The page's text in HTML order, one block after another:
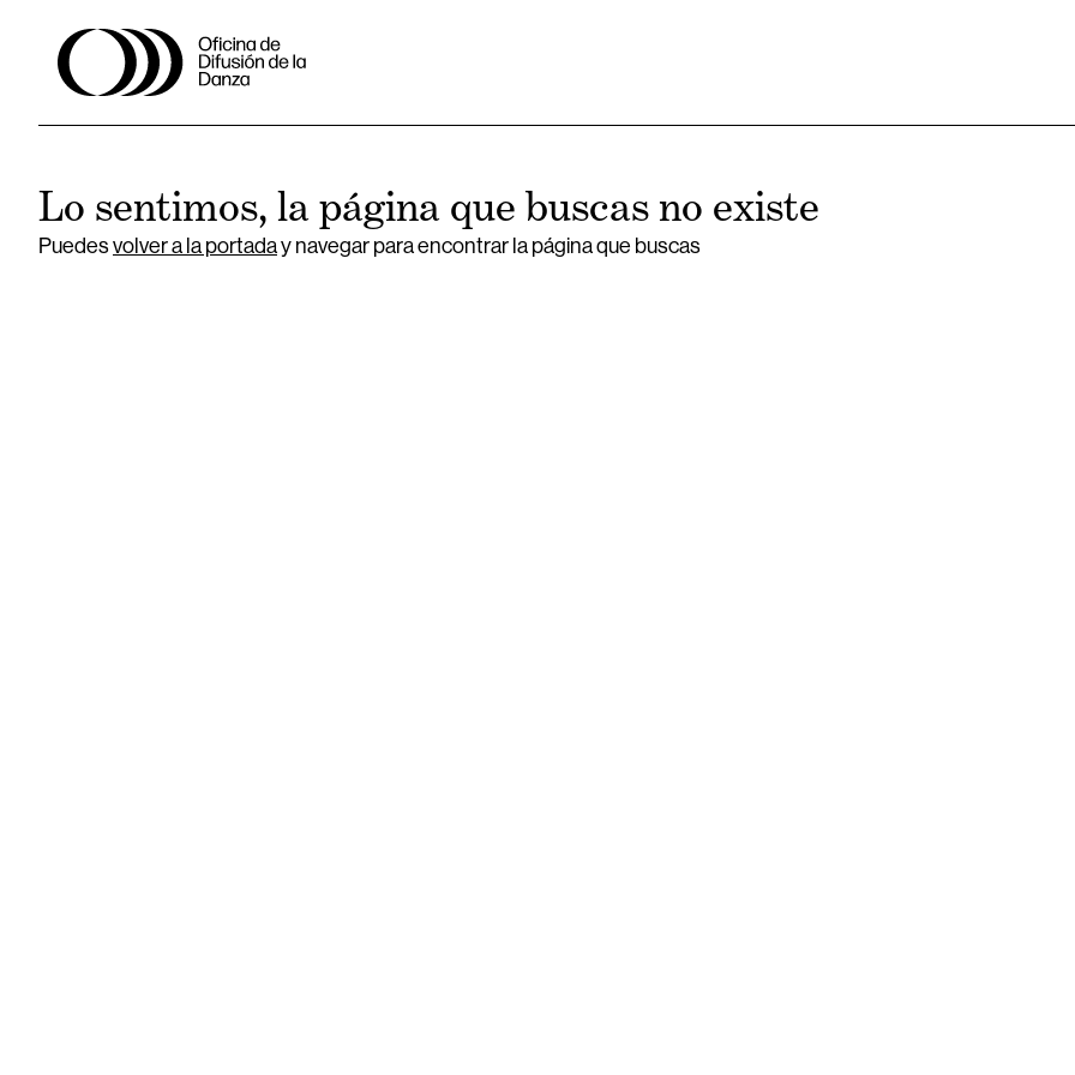
Lo sentimos, la página que buscas no existe
Puedesvolver a la portaday navegar para encontrar la página que buscas